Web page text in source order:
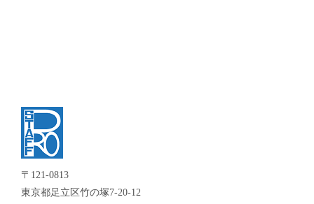
〒121-0813
東京都足立区竹の塚7-20-12